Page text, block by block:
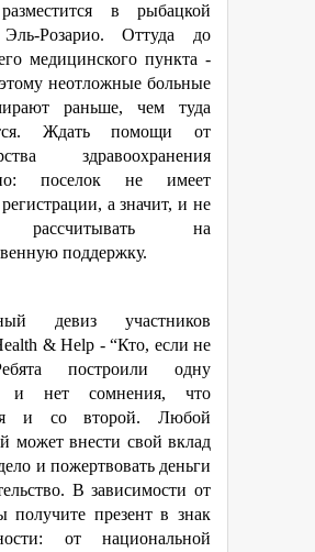
в рыбацкой
Эль-Розарио. Оттуда до
медицинского пункта -
неотложные больные
раньше, чем туда
Ждать помощи от
здравоохранения
поселок не имеет
а значит, и не
рассчитывать на
поддержку.
девиз участников
& Help - “Кто, если не
построили одну
и нет сомнения, что
и со второй. Любой
может внести свой вклад
и пожертвовать деньги
В зависимости от
презент в знак
от национальной